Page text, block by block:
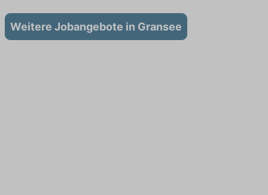
Weitere Jobangebote in Gransee